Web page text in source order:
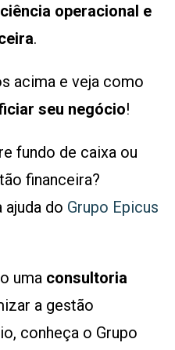
operacional e
.
acima e veja como
seu negócio!
fundo de caixa ou
financeira?
do Grupo Epicus
uma consultoria
a gestão
conheça o Grupo